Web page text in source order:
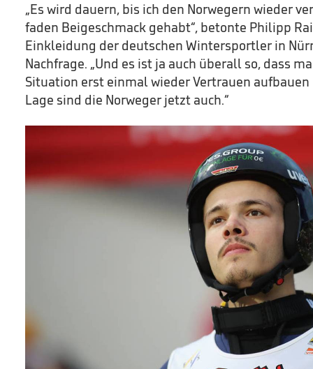
„Es wird dauern, bis ich den Norwegern wieder
faden Beigeschmack gehabt“, betonte Philipp
Einkleidung der deutschen Wintersportler in
Nachfrage. „Und es ist ja auch überall so, dass
Situation erst einmal wieder Vertrauen aufbauen
Lage sind die Norweger jetzt auch.“